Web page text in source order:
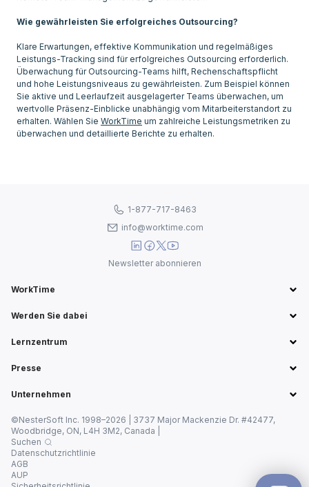
Wie gewährleisten Sie erfolgreiches Outsourcing?
Klare Erwartungen, effektive Kommunikation und regelmäßiges
Leistungs-Tracking sind für erfolgreiches Outsourcing erforderlich.
Überwachung für Outsourcing-Teams hilft, Rechenschaftspflicht
und hohe Leistungsniveaus zu gewährleisten. Zum Beispiel können
Sie aktive und Leerlaufzeit ausgelagerter Teams überwachen, um
wertvolle Präsenz-Einblicke unabhängig vom Mitarbeiterstandort zu
erhalten. Wählen Sie WorkTime um zahlreiche Leistungsmetriken zu
WorkTime
Werden Sie dabei
Lernzentrum
Presse
Unternehmen
1-877-717-8463
info@worktime.com
Newsletter abonnieren
©NesterSoft Inc. 1998–2026 | 3737 Major Mackenzie Dr. #42477,
Woodbridge, ON, L4H 3M2, Canada |
Suchen
Datenschutzrichtlinie
AGB
AUP